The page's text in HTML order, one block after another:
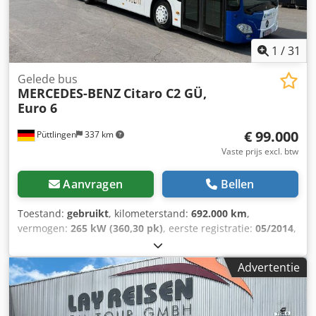
bussen: ma.-vr.: 08:30 - 12:00 uur, 12:30 - 17:00 uur. We
spreken uw taal: Nederlands, Frans, Engels, Spaans,
Portugees, Italiaans, Russisch, Pools en meer.
1 /31
Püttlingen 337 km
Gelede bus
MERCEDES-BENZ Citaro C2 GÜ,
Euro 6
€ 99.000
Vaste prijs excl. btw
Aanvragen Bellen
Toestand: gebruikt, kilometerstand: 692.000 km,
vermogen: 265 kW (360,30 pk), eerste registratie: 05/2014,
, aantal zitplaatsen:
overbrenging:automatisch, emissieklasse:Euro 6, kleur:
wit, remmen:retarder, Uitrusting:ABS, airconditioning,
standkachel
, Mercedes-Benz Citaro C2 GÜ * MB-motor 265
kW Euro 6 * Automatische versnellingsbak ZF Ecolife * ABS,
Advertentie